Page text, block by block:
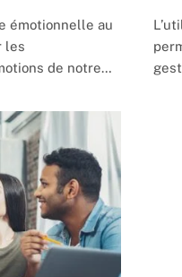
émotionnelle au
les
de notre…